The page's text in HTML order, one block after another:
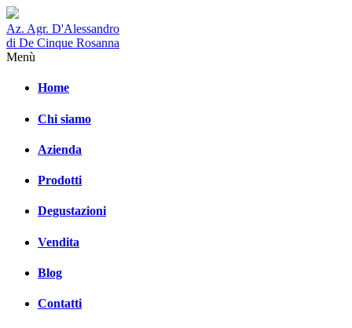
Az. Agr. D'Alessandro
di De Cinque Rosanna
Menù
Home
Chi siamo
Azienda
Prodotti
Degustazioni
Vendita
Blog
Contatti